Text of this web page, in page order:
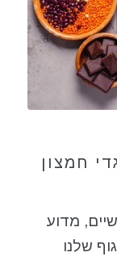
חמצון
מדוע
שלנו